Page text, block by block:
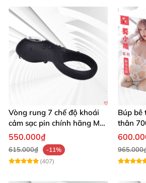
Vòng rung 7 chế độ khoái
cảm sạc pin chính hãng Mỹ
cực phê
550.000₫
615.000₫
-11%
(407)
Búp bê
thân
nguyên